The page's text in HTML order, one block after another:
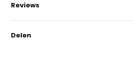
Reviews
Delen